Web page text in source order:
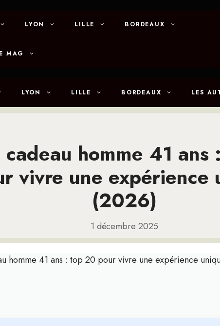
LYON LILLE BORDEAUX
MAG
LYON LILLE BORDEAUX LES
cadeau homme 41
vivre une expérience
(2026)
1 décembre 2025
homme 41 ans : top 20 pour vivre une expérience